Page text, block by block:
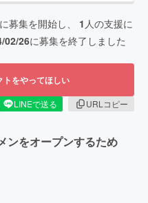
に募集を開始し、 1 人の支援に
02/26に募集を終了しました
トをやってほしい
LINEで送る
URLコピー
ンをオープンするため